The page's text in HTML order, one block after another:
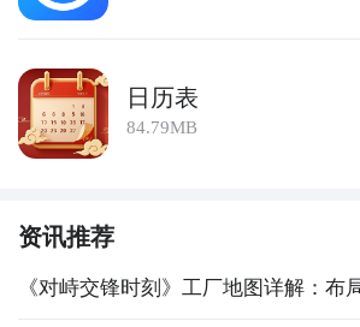
日历表
84.79MB
资讯推荐
《对峙交锋时刻》工厂地图详解：布